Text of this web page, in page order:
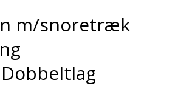
m/snoretræk